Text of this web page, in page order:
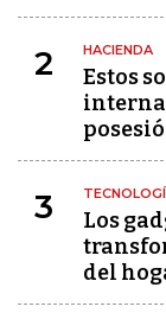
2 HACIENDA
Estos
3
Los
del